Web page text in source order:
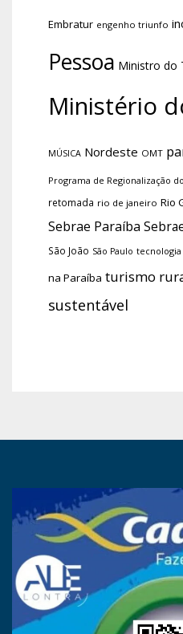
Embratur engenho triunfo
Pessoa Ministro do
Ministério
MÚSICA Nordeste OMT
Programa de Regionalização
retomada rio de janeiro Rio
Sebrae Paraíba
São João São Paulo tecnologia
na Paraíba turismo
sustentável